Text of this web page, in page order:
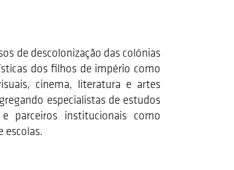
de descolonização das colónias
dos filhos de império como
cinema, literatura e artes
especialistas de estudos
parceiros institucionais como
escolas.